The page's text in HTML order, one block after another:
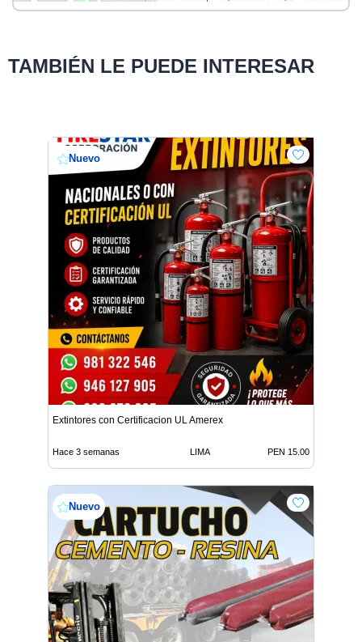
TAMBIÉN LE PUEDE INTERESAR
Nuevo
Extintores con Certificacion UL Amerex
Hace 3 semanas LIMA PEN 15.00
Nuevo